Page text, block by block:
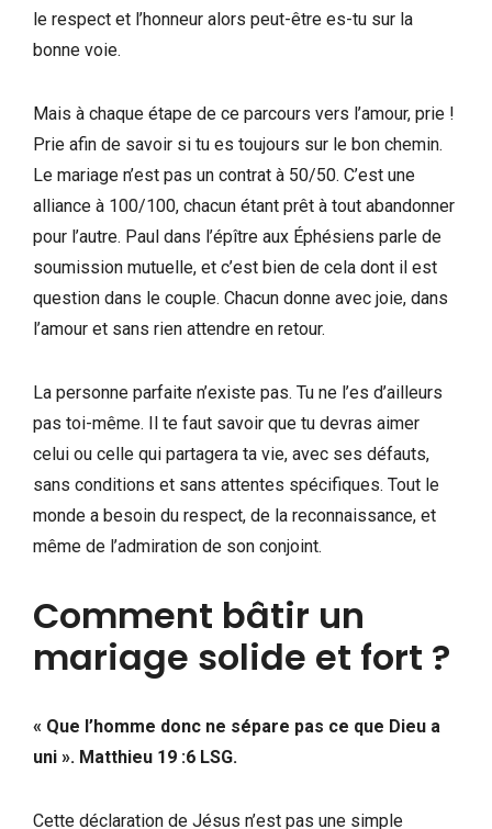
le respect et l’honneur alors peut-être es-tu sur la
bonne voie.
Mais à chaque étape de ce parcours vers l’amour, prie !
Prie afin de savoir si tu es toujours sur le bon chemin.
Le mariage n’est pas un contrat à 50/50. C’est une
alliance à 100/100, chacun étant prêt à tout abandonner
pour l’autre. Paul dans l’épître aux Éphésiens parle de
soumission mutuelle, et c’est bien de cela dont il est
question dans le couple. Chacun donne avec joie, dans
l’amour et sans rien attendre en retour.
La personne parfaite n’existe pas. Tu ne l’es d’ailleurs
pas toi-même. Il te faut savoir que tu devras aimer
celui ou celle qui partagera ta vie, avec ses défauts,
sans conditions et sans attentes spécifiques. Tout le
monde a besoin du respect, de la reconnaissance, et
même de l’admiration de son conjoint.
Comment bâtir un
mariage solide et fort ?
« Que l’homme donc ne sépare pas ce que Dieu a
uni ». Matthieu 19 :6 LSG.
Cette déclaration de Jésus n’est pas une simple